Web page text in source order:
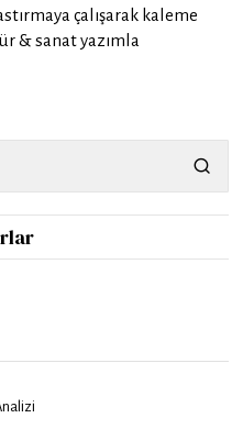
çalışarak kaleme
& sanat yazımla